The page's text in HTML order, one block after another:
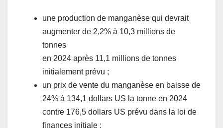
une production de manganèse qui devrait
augmenter de 2,2% à 10,3 millions de
tonnes
en 2024 après 11,1 millions de tonnes
initialement prévu ;
un prix de vente du manganèse en baisse de
24% à 134,1 dollars US la tonne en 2024
contre 176,5 dollars US prévu dans la loi de
finances initiale ;